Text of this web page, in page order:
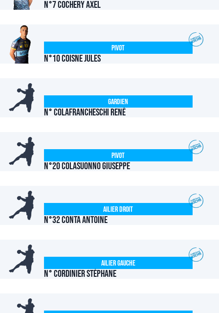
N°7 COCHERY Axel
N°10 COISNE Jules
Pivot
N° COLAFRANCHESCHI René
Gardien
N°20 COLASUONNO Giuseppe
Pivot
N°32 CONTA Antoine
Ailier Droit
N° CORDINIER Stéphane
Ailier Gauche